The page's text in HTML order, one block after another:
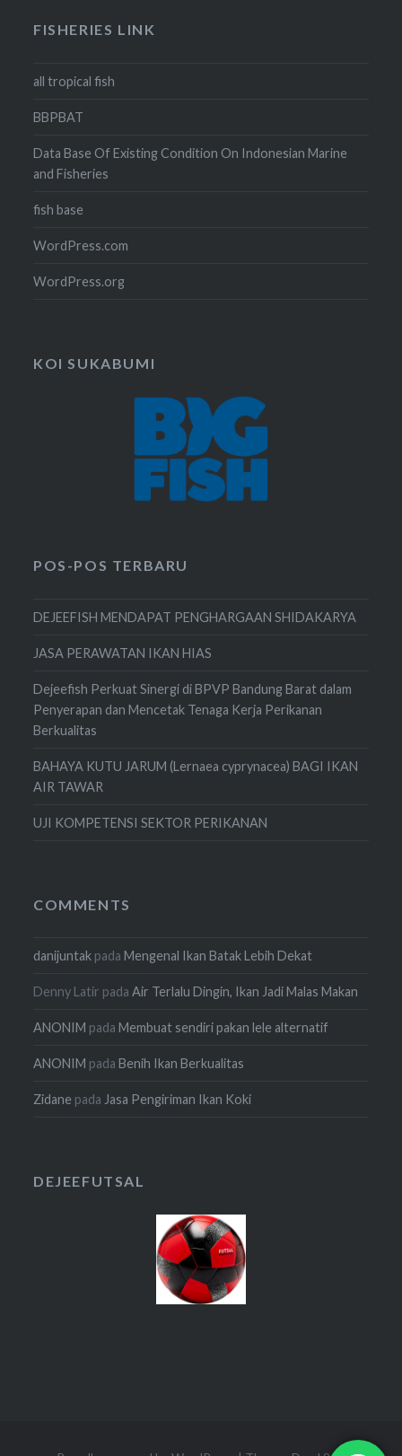
FISHERIES LINK
all tropical fish
BBPBAT
Data Base Of Existing Condition On Indonesian Marine
and Fisheries
fish base
WordPress.com
WordPress.org
KOI SUKABUMI
POS-POS TERBARU
DEJEEFISH MENDAPAT PENGHARGAAN SHIDAKARYA
JASA PERAWATAN IKAN HIAS
Dejeefish Perkuat Sinergi di BPVP Bandung Barat dalam
Penyerapan dan Mencetak Tenaga Kerja Perikanan
Berkualitas
BAHAYA KUTU JARUM (Lernaea cyprynacea) BAGI IKAN
AIR TAWAR
UJI KOMPETENSI SEKTOR PERIKANAN
COMMENTS
danijuntak padaMengenal Ikan Batak Lebih Dekat
Denny Latir padaAir Terlalu Dingin, Ikan Jadi Malas Makan
ANONIM padaMembuat sendiri pakan lele alternatif
ANONIM padaBenih Ikan Berkualitas
Zidane padaJasa Pengiriman Ikan Koki
DEJEEFUTSAL